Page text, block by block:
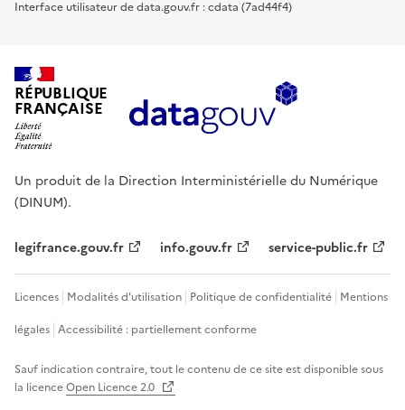
Interface utilisateur de data.gouv.fr : cdata (7ad44f4)
RÉPUBLIQUE
FRANÇAISE
Un produit de la Direction Interministérielle du Numérique
(DINUM).
legifrance.gouv.fr info.gouv.fr service-public.fr
Licences Modalités d'utilisation Politique de confidentialité Mentions
légales Accessibilité : partiellement conforme
Sauf indication contraire, tout le contenu de ce site est disponible sous
la licenceOpen Licence 2.0